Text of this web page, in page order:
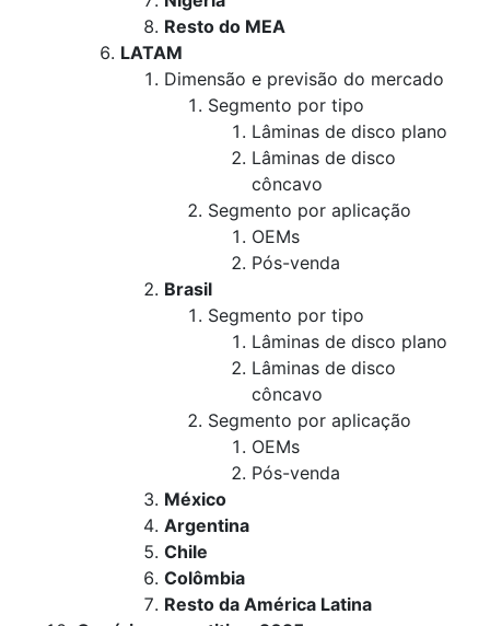
Resto do MEA
LATAM
Dimensão e previsão do mercado
Segmento por tipo
Lâminas de disco plano
Lâminas de disco
côncavo
Segmento por aplicação
OEMs
Pós-venda
Brasil
Segmento por tipo
Lâminas de disco plano
Lâminas de disco
côncavo
Segmento por aplicação
OEMs
Pós-venda
México
Argentina
Chile
Colômbia
Resto da América Latina